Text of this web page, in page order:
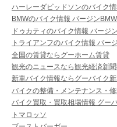
ハーレーダビッドソンのバイク
BMWのバイク情報 バージンBMW
ドゥカティのバイク情報 バージ
トライアンフのバイク情報 バー
全国の賃貸ならグーホーム賃貸
観光のニュースなら観光経済新
新車バイク情報ならグーバイク
バイクの整備・メンテナンス・
バイク買取・買取相場情報 グー
トマロッソ